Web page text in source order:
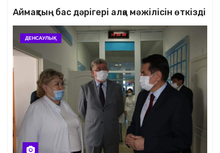
Аймақтың бас дәрігері алқа мәжілісін өткізді
ДЕНСАУЛЫҚ